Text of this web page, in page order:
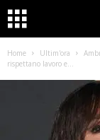
Home Ultim'ora
rispettano lavoro e...